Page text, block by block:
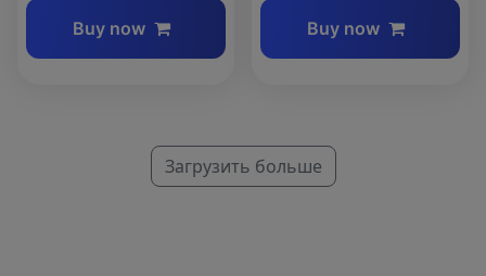
Buy now Buy now
Загрузить больше